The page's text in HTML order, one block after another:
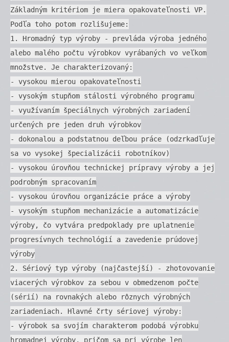
Základným kritériom je miera opakovateľnosti VP.
Podľa toho potom rozlišujeme:
1. Hromadný typ výroby - prevláda výroba jedného
alebo malého počtu výrobkov vyrábaných vo veľkom
množstve. Je charakterizovaný:
- vysokou mierou opakovateľnosti
- vysokým stupňom stálosti výrobného programu
- využívaním špeciálnych výrobných zariadení
určených pre jeden druh výrobkov
- dokonalou a podstatnou deľbou práce (odzrkadľuje
sa vo vysokej špecializácii robotníkov)
- vysokou úrovňou technickej prípravy výroby a jej
podrobným spracovaním
- vysokou úrovňou organizácie práce a výroby
- vysokým stupňom mechanizácie a automatizácie
výroby, čo vytvára predpoklady pre uplatnenie
progresívnych technológií a zavedenie prúdovej
výroby
2. Sériový typ výroby (najčastejší) - zhotovovanie
viacerých výrobkov za sebou v obmedzenom počte
(sérií) na rovnakých alebo rôznych výrobných
zariadeniach. Hlavné črty sériovej výroby:
- výrobok sa svojím charakterom podobá výrobku
hromadnej výroby, pričom sa pri výrobe len